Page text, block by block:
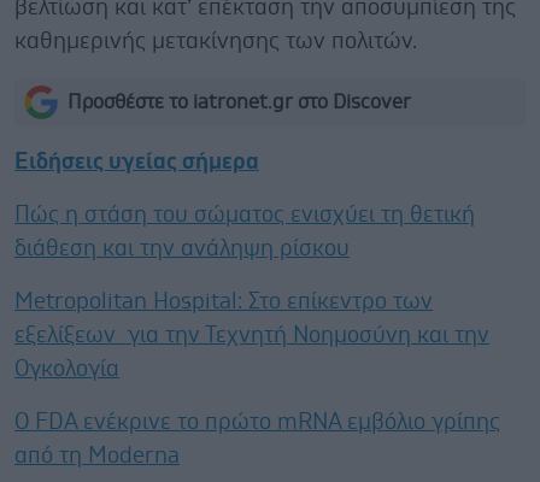
βελτίωση και κατ’ επέκταση την αποσυμπίεση της
καθημερινής μετακίνησης των πολιτών.
Προσθέστε το iatronet.gr στο Discover
Ειδήσεις υγείας σήμερα
Πώς η στάση του σώματος ενισχύει τη θετική
διάθεση και την ανάληψη ρίσκου
Metropolitan Hospital: Στο επίκεντρο των
εξελίξεων για την Τεχνητή Νοημοσύνη και την
Ογκολογία
Ο FDA ενέκρινε το πρώτο mRNA εμβόλιο γρίπης
από τη Moderna